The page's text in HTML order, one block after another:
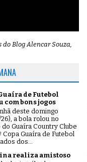
Blog Alencar Souza,
de Futebol
com bons jogos
deste domingo
a bola rolou no
do Guaíra Country Clube
Copa Guaíra de Futebol
dos...
realiza amistoso